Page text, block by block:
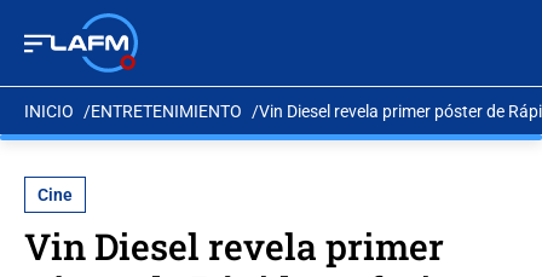
INICIO ENTRETENIMIENTO Vin Diesel revela primer póster de
Cine
Vin Diesel revela primer